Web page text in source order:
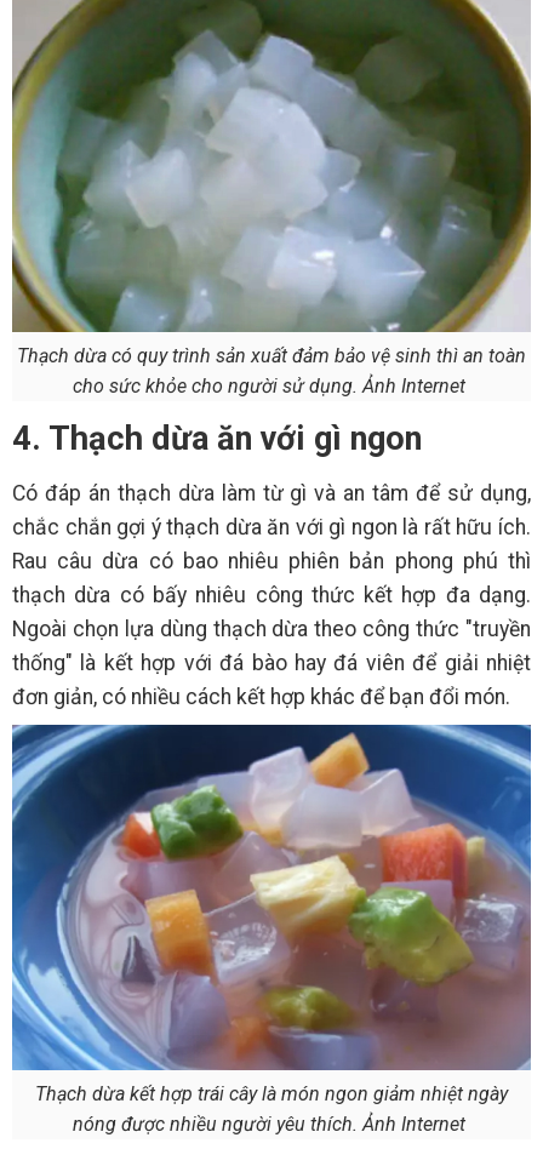
Thạch dừa có quy trình sản xuất đảm bảo vệ sinh thì an toàn
cho sức khỏe cho người sử dụng. Ảnh Internet
4. Thạch dừa ăn với gì ngon
Có đáp án thạch dừa làm từ gì và an tâm để sử dụng,
chắc chắn gợi ý thạch dừa ăn với gì ngon là rất hữu ích.
Rau câu dừa có bao nhiêu phiên bản phong phú thì
thạch dừa có bấy nhiêu công thức kết hợp đa dạng.
Ngoài chọn lựa dùng thạch dừa theo công thức "truyền
thống" là kết hợp với đá bào hay đá viên để giải nhiệt
đơn giản, có nhiều cách kết hợp khác để bạn đổi món.
Thạch dừa kết hợp trái cây là món ngon giảm nhiệt ngày
nóng được nhiều người yêu thích. Ảnh Internet